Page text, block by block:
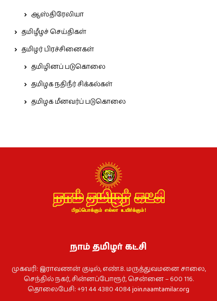
ஆஸ்திரேலியா
தமிழீழச் செய்திகள்
தமிழர் பிரச்சினைகள்
தமிழினப் படுகொலை
தமிழக நதிநீர் சிக்கல்கள்
தமிழக மீனவர்ப் படுகொலை
நாம் தமிழர் கட்சி
முகவரி: இராவணன் குடில், எண்.8. மருத்துவமனை சாலை,
செந்தில் நகர், சின்னப்போரூர், சென்னை – 600 116.
தொலைபேசி: +91 44 4380 4084join.naamtamilar.org